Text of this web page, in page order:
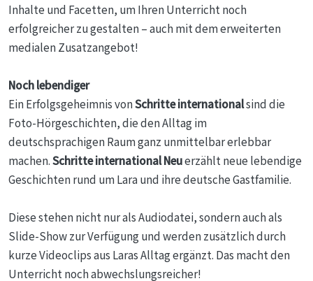
Inhalte und Facetten, um Ihren Unterricht noch
erfolgreicher zu gestalten – auch mit dem erweiterten
medialen Zusatzangebot!
Noch lebendiger
Ein Erfolgsgeheimnis vonSchritte internationalsind die
Foto-Hörgeschichten, die den Alltag im
deutschsprachigen Raum ganz unmittelbar erlebbar
machen.Schritte international Neuerzählt neue lebendige
Geschichten rund um Lara und ihre deutsche Gastfamilie.
Diese stehen nicht nur als Audiodatei, sondern auch als
Slide-Show zur Verfügung und werden zusätzlich durch
kurze Videoclips aus Laras Alltag ergänzt. Das macht den
Unterricht noch abwechslungsreicher!